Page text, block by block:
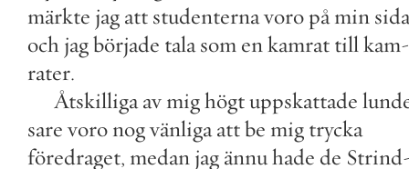
märkte jag att studenternavoro på min sida
och jagbörjade tala som enkamrat tillkam-
rater.
Åtskilliga av mighögtuppskattade
sare voro nogvänliga attbe mig trycka
föredraget, medan jag ännuhade de Strind